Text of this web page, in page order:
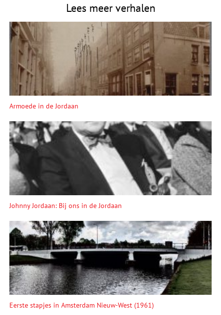
Lees meer verhalen
Armoede in de Jordaan
Johnny Jordaan: Bij ons in de Jordaan
Eerste stapjes in Amsterdam Nieuw-West (1961)